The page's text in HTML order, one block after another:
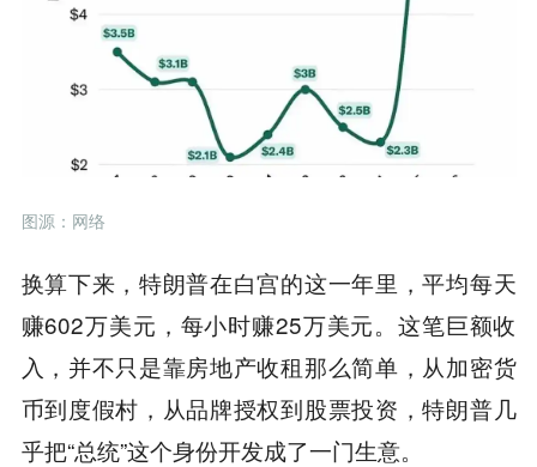
图源：网络
换算下来，特朗普在白宫的这一年里，平均每天
赚602万美元，每小时赚25万美元。这笔巨额收
入，并不只是靠房地产收租那么简单，从加密货
币到度假村，从品牌授权到股票投资，特朗普几
乎把“总统”这个身份开发成了一门生意。